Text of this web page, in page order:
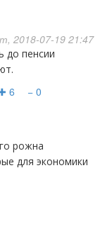
2018-07-19 21:47
6 − 0
для экономики